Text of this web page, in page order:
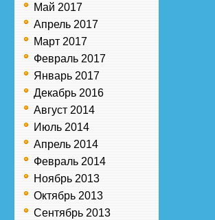
Май 2017
Апрель 2017
Март 2017
Февраль 2017
Январь 2017
Декабрь 2016
Август 2014
Июль 2014
Апрель 2014
Февраль 2014
Ноябрь 2013
Октябрь 2013
Сентябрь 2013